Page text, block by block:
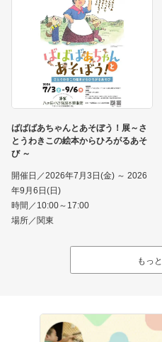
ばばばあちゃんとあそぼう！展～さ
とうわきこの絵本からひろがるあそ
び ～
開催日／2026年7月3日(金) ～ 2026
年9月6日(日)
時間／10:00～17:00
場所／関東
もっ